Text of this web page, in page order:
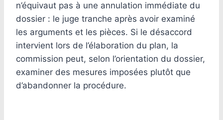
n’équivaut pas à une annulation immédiate du
dossier : le juge tranche après avoir examiné
les arguments et les pièces. Si le désaccord
intervient lors de l’élaboration du plan, la
commission peut, selon l’orientation du dossier,
examiner des mesures imposées plutôt que
d’abandonner la procédure.